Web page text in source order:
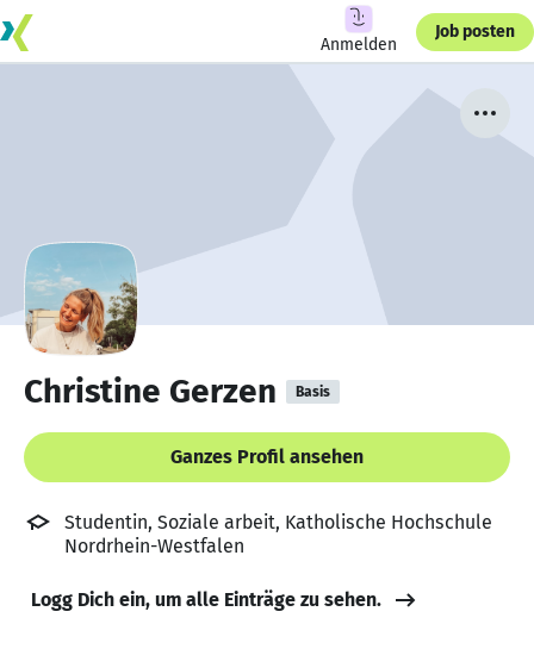
Anmelden
Job posten
Christine Gerzen Basis
Ganzes Profil ansehen
Studentin, Soziale arbeit, Katholische Hochschule
Nordrhein-Westfalen
Logg Dich ein, um alle Einträge zu sehen.